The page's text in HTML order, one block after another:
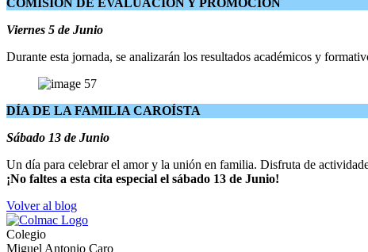
Viernes 5 de Junio
Durante esta jornada, se analizarán los resultados académicos y
DÍA DE LA FAMILIA CAROÍSTA
Sábado 13 de Junio
Un día para celebrar el amor y la unión en familia. Disfruta de
¡No faltes a esta cita especial el sábado 13 de Junio!
Volver al blog
Colegio
Miguel Antonio Caro